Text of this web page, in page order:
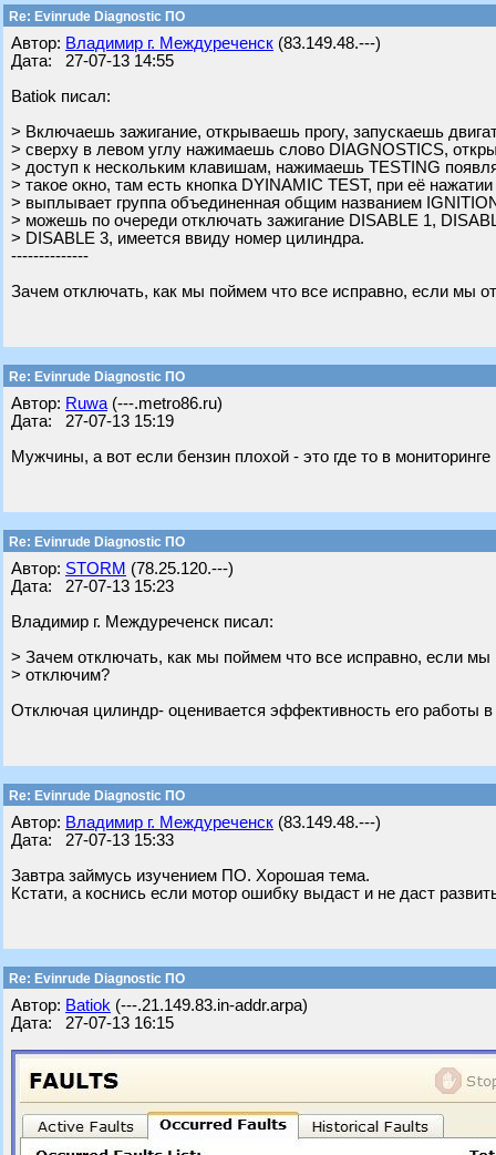
Re: Evinrude Diagnostic ПО
Автор: Владимир г. Междуреченск (83.149.48.---)
Дата: 27-07-13 14:55
Batiok писал:
> Включаешь зажигание, открываешь прогу, запускаешь
> сверху в левом углу нажимаешь слово DIAGNOSTICS,
> доступ к нескольким клавишам, нажимаешь TESTING
> такое окно, там есть кнопка DYINAMIC TEST, при её нажатии
> выплывает группа объединенная общим названием
> можешь по очереди отключать зажигание DISABLE 1,
> DISABLE 3, имеется ввиду номер цилиндра.
--------------
Зачем отключать, как мы поймем что все исправно, если мы
Re: Evinrude Diagnostic ПО
Автор: Ruwa (---.metro86.ru)
Дата: 27-07-13 15:19
Мужчины, а вот если бензин плохой - это где то в
Re: Evinrude Diagnostic ПО
Автор: STORM (78.25.120.---)
Дата: 27-07-13 15:23
Владимир г. Междуреченск писал:
> Зачем отключать, как мы поймем что все исправно, если мы
> отключим?
Отключая цилиндр- оценивается эффективность его работы
Re: Evinrude Diagnostic ПО
Автор: Владимир г. Междуреченск (83.149.48.---)
Дата: 27-07-13 15:33
Завтра займусь изучением ПО. Хорошая тема.
Кстати, а коснись если мотор ошибку выдаст и не даст
Re: Evinrude Diagnostic ПО
Автор: Batiok (---.21.149.83.in-addr.arpa)
Дата: 27-07-13 16:15